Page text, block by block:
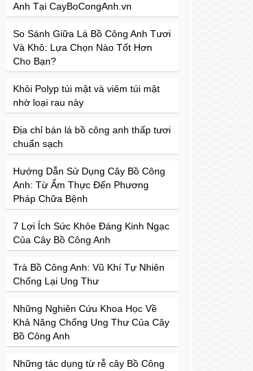
Anh Tại CayBoCongAnh.vn
So Sánh Giữa Lá Bồ Công Anh Tươi
Và Khô: Lựa Chọn Nào Tốt Hơn
Cho Bạn?
Khỏi Polyp túi mật và viêm túi mật
nhờ loại rau này
Địa chỉ bán lá bồ công anh thấp tươi
chuẩn sạch
Hướng Dẫn Sử Dụng Cây Bồ Công
Anh: Từ Ẩm Thực Đến Phương
Pháp Chữa Bệnh
7 Lợi Ích Sức Khỏe Đáng Kinh Ngạc
Của Cây Bồ Công Anh
Trà Bồ Công Anh: Vũ Khí Tự Nhiên
Chống Lại Ung Thư
Những Nghiên Cứu Khoa Học Về
Khả Năng Chống Ung Thư Của Cây
Bồ Công Anh
Những tác dụng từ rễ cây Bồ Công